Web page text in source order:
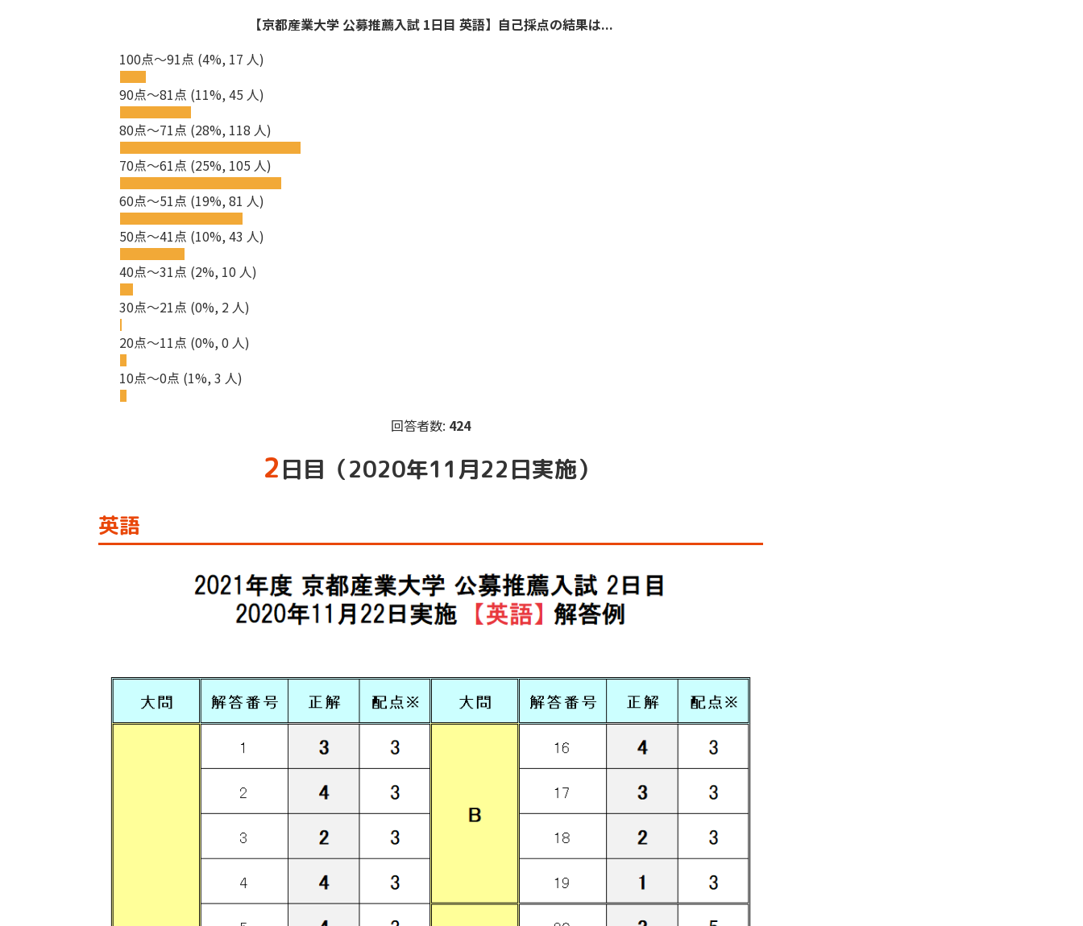
【京都産業大学 公募推薦入試 1日目 英語】自己採点の結果は...
100点～91点 (4%, 17 人)
90点～81点 (11%, 45 人)
80点～71点 (28%, 118 人)
70点～61点 (25%, 105 人)
60点～51点 (19%, 81 人)
50点～41点 (10%, 43 人)
40点～31点 (2%, 10 人)
30点～21点 (0%, 2 人)
20点～11点 (0%, 0 人)
10点～0点 (1%, 3 人)
回答者数: 424
2日目（2020年11月22日実施）
英語